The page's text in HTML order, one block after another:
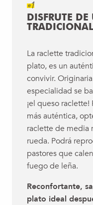
#1
DISFRUTE DE
TRADICIONAL
La raclette
plato, es un
convivir.
especialidad se
¡el queso
más auténtica,
raclette de media
rueda. Podrá
pastores que
fuego de leña.
Reconfortante,
plato ideal